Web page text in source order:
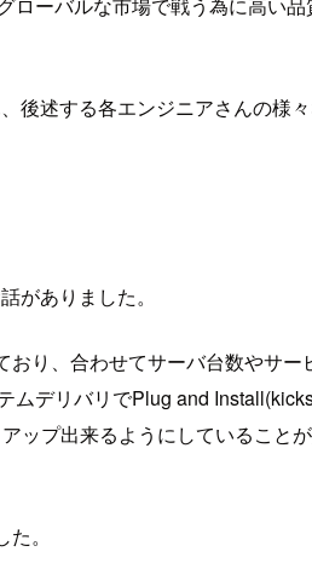
述する各エンジニアさんの様
がありました。
り、合わせてサーバ台数やサ
デリバリでPlug and
プ出来るようにしていること
。